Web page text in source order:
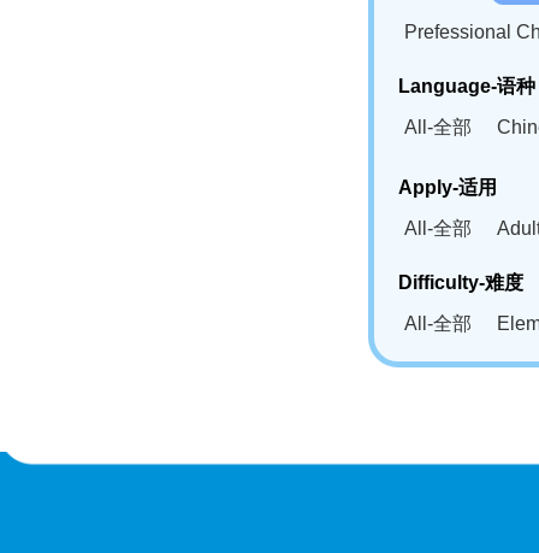
Prefessional
Language-语种
All-全部
Bahasa
Swahili(SW)-
Apply-适用
All-全部
Difficulty-难度
All-全部